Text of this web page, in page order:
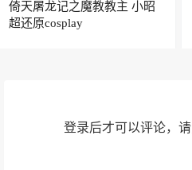
倚天屠龙记之魔教教主 小昭
超还原cosplay
登录后才可以评论，请